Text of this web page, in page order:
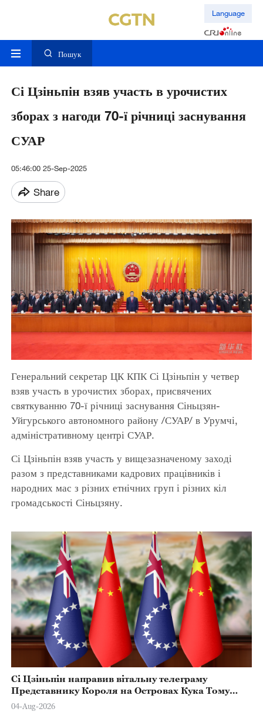
Language
Пошук
Сі Цзіньпін взяв участь в урочистих
зборах з нагоди 70-ї річниці заснування
СУАР
05:46:00 25-Sep-2025
Share
Генеральний секретар ЦК КПК Сі Цзіньпін у четвер
взяв участь в урочистих зборах, присвячених
святкуванню 70-ї річниці заснування Сіньцзян-
Уйгурського автономного району /СУАР/ в Урумчі,
адміністративному центрі СУАР.
Сі Цзіньпін взяв участь у вищезазначеному заході
разом з представниками кадрових працівників і
народних мас з різних етнічних груп і різних кіл
громадськості Сіньцзяну.
Сі Цзіньпін направив вітальну телеграму
Представнику Короля на Островах Кука Тому
Марстерсу з нагоди Дня Конституції
04-Aug-2026